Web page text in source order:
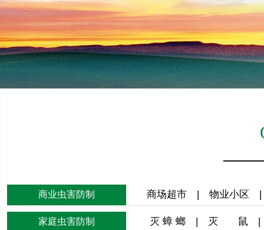
商业虫害防制 商场超市 | 物业小区 |
家庭虫害防制 灭 蟑 螂 | 灭 鼠 |